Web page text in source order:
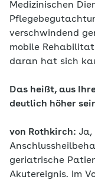
Medizinischen
verschwindend
mobile
daran hat sich
Das heißt, aus
deutlich höher
von Rothkirch: Ja,
geriatrische
Akutereignis. Im